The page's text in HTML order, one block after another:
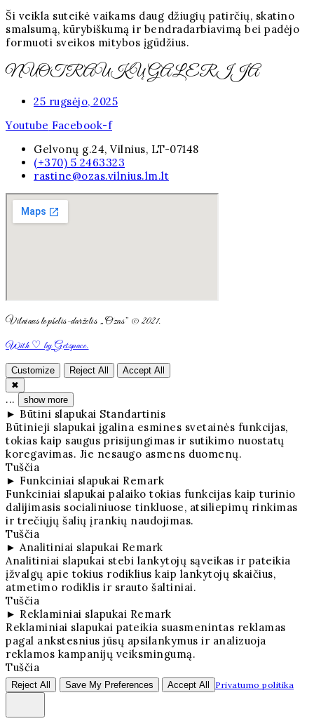
Ši veikla suteikė vaikams daug džiugių patirčių, skatino
smalsumą, kūrybiškumą ir bendradarbiavimą bei padėjo
formuoti sveikos mitybos įgūdžius.
NUOTRAUKŲ GALERIJA
25 rugsėjo, 2025
Youtube Facebook-f
Gelvonų g.24, Vilnius, LT-07148
(+370) 5 2463323
rastine@ozas.vilnius.lm.lt
Vilniaus lopšelis-darželis „Ozas” © 2021.
With ♡ by Getspace.
Customize Reject All
Accept All
✖
... show more
► Būtini slapukai Standartinis
Būtinieji slapukai įgalina esmines svetainės funkcijas,
tokias kaip saugus prisijungimas ir sutikimo nuostatų
koregavimas. Jie nesaugo asmens duomenų.
Tuščia
► Funkciniai slapukai Remark
Funkciniai slapukai palaiko tokias funkcijas kaip turinio
dalijimasis socialiniuose tinkluose, atsiliepimų rinkimas
ir trečiųjų šalių įrankių naudojimas.
Tuščia
► Analitiniai slapukai Remark
Analitiniai slapukai stebi lankytojų sąveikas ir pateikia
įžvalgų apie tokius rodiklius kaip lankytojų skaičius,
atmetimo rodiklis ir srauto šaltiniai.
Tuščia
► Reklaminiai slapukai Remark
Reklaminiai slapukai pateikia suasmenintas reklamas
pagal ankstesnius jūsų apsilankymus ir analizuoja
reklamos kampanijų veiksmingumą.
Tuščia
Reject All Save My Preferences Accept All Privatumo politika